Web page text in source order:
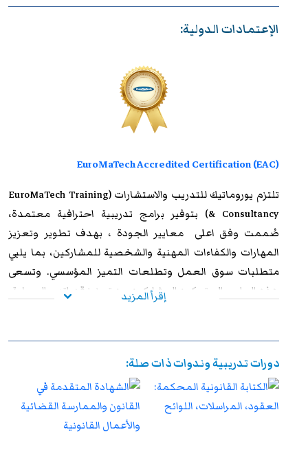
الإعتمادات الدولية:
EuroMaTech Accredited Certification (EAC)
تلتزم يوروماتيك للتدريب
والاستشارات (EuroMaTech Training
& Consultancy) بتوفير برامج تدريبية احترافية معتمدة،
صُممت وفق اعلى معايير الجودة ، بهدف تطوير وتعزيز
المهارات والكفاءات المهنية والشخصية للمشاركين، بما يلبي
متطلبات سوق العمل وتطلعات التميز المؤسسي. وتسعى
هذه البرامج إلى تمكين المشاركين من تعزيز قدراتهم العملية،
بنجاح، يحصل المشاركون على شهادة معتمدة من
تتمتع بالاعتراف والموثوقية إقليميًا ودوليًا، مما يمنحها قيمة
استراتيجية عالية. وتُشكل هذه الشهادة إضافة نوعية لمسار
التطوير المهني، وتفتح للمشاركين آفاقًا واسعة نحو الترقي
إقرأ المزيد
دورات تدريبية وندوات ذات صلة: